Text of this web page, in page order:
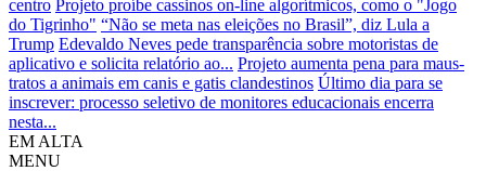
centro Projeto proíbe cassinos on-line algorítmicos, como o "Jogo
do Tigrinho" “Não se meta nas eleições no Brasil”, diz Lula a
Trump Edevaldo Neves pede transparência sobre motoristas de
aplicativo e solicita relatório ao... Projeto aumenta pena para maus-
tratos a animais em canis e gatis clandestinos Último dia para se
inscrever: processo seletivo de monitores educacionais encerra
nesta...
EM ALTA
MENU